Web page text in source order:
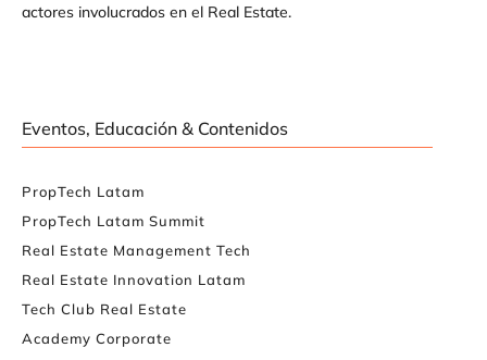
actores involucrados en el Real Estate.
Eventos, Educación & Contenidos
PropTech Latam
PropTech Latam Summit
Real Estate Management Tech
Real Estate Innovation Latam
Tech Club Real Estate
Academy Corporate